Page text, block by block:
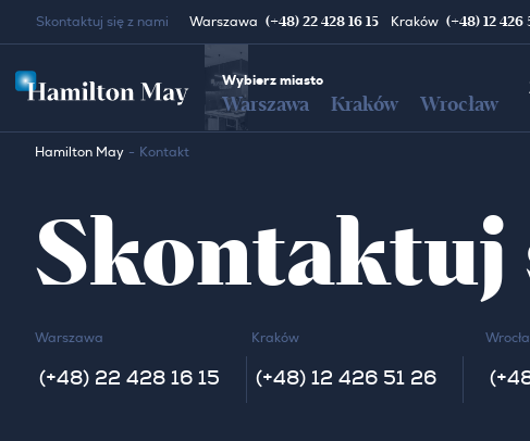
Skontaktuj się z nami Warszawa (+48) 22 428 16 15 Kraków (+48) 12 426
Wybierz miasto
Warszawa Kraków Wrocław
Hamilton May Kontakt
Skontaktuj
Warszawa
(+48) 22 428 16 15
Kraków
(+48) 12 426 51 26